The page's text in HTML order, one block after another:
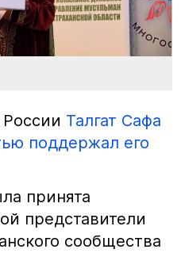
Талгат Сафа
поддержал его
принята
представители
сообщества